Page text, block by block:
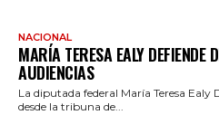
NACIONAL
MARÍA TERESA EALY DEFIENDE
AUDIENCIAS
La diputada federal María Teresa Ealy
desde la tribuna de...